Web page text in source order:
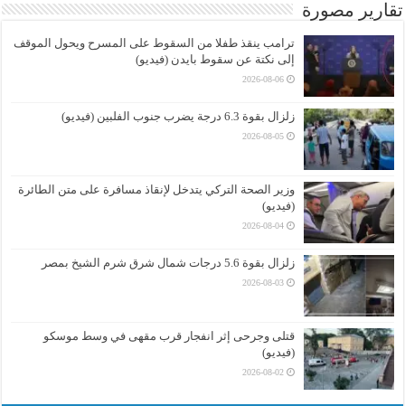
تقارير مصورة
ترامب ينقذ طفلا من السقوط على المسرح ويحول الموقف
إلى نكتة عن سقوط بايدن (فيديو)
2026-08-06
زلزال بقوة 6.3 درجة يضرب جنوب الفلبين (فيديو)
2026-08-05
وزير الصحة التركي يتدخل لإنقاذ مسافرة على متن الطائرة
(فيديو)
2026-08-04
زلزال بقوة 5.6 درجات شمال شرق شرم الشيخ بمصر
2026-08-03
قتلى وجرحى إثر انفجار قرب مقهى في وسط موسكو
(فيديو)
2026-08-02